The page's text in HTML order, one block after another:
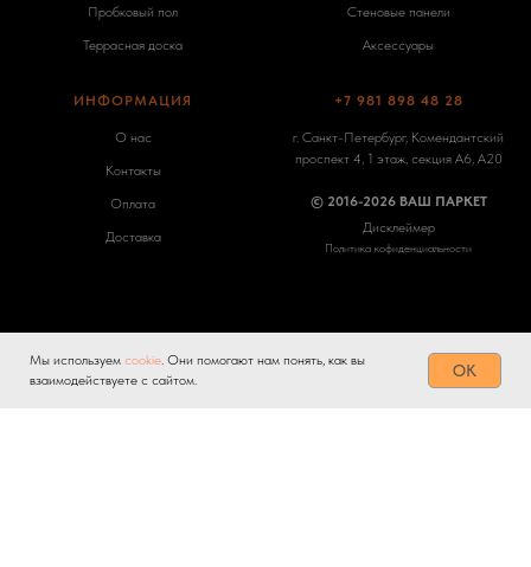
Пробковый пол
Террасная доска
Стеновые панели
Аксессуары
ИНФОРМАЦИЯ
О нас
Контакты
Оплата
Доставка
+7 981 898 48 28
г. Санкт-Петербург, Комендантский
проспект 4, 1 этаж, секция А6, А20
© 2016-2026 ВАШ ПАРКЕТ
Дисклеймер
Политика кофиденциальности
Мы используем cookie. Они помогают нам понять, как вы
взаимодействуете с сайтом.
OK
Made on Tilda